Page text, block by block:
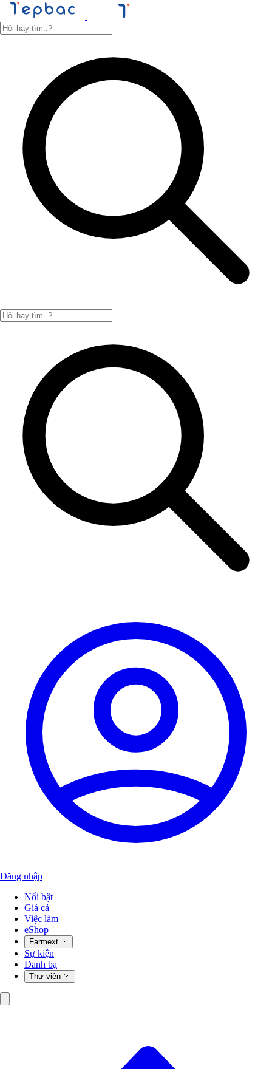
Đăng nhập
Nổi bật
Giá cả
Việc làm
eShop
Farmext
Sự kiện
Danh bạ
Thư viện